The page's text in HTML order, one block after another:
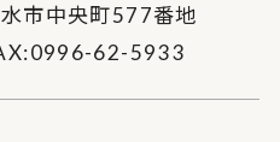
市中央町577番地
62-5933